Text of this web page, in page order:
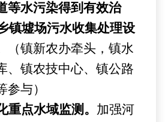
等水污染得到有效治
镇墟场污水收集处理设
（镇新农办牵头，镇水
镇农技中心、镇公路
参与）
重点水域监测。 加强河